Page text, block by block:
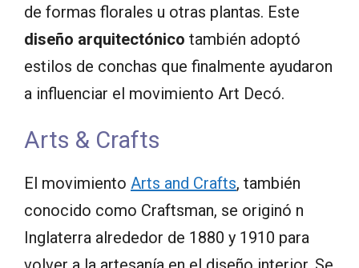
de formas florales u otras plantas. Este
diseño arquitectónico también adoptó
estilos de conchas que finalmente ayudaron
a influenciar el movimiento Art Decó.
Arts & Crafts
El movimiento Arts and Crafts, también
conocido como Craftsman, se originó n
Inglaterra alrededor de 1880 y 1910 para